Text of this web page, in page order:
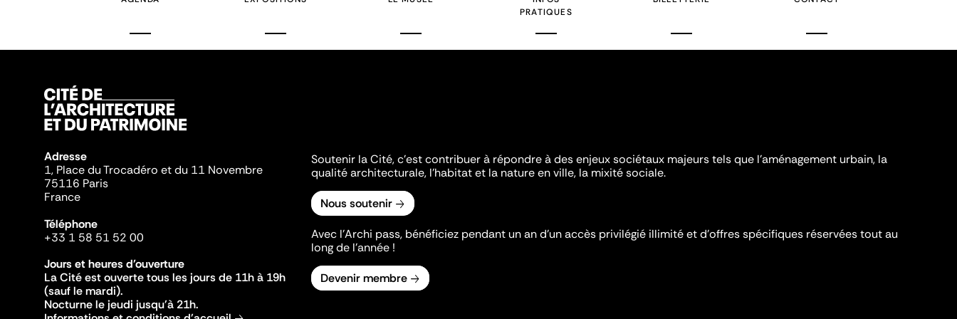
PRATIQUES
Adresse
1, Place du Trocadéro et du 11 Novembre
75116 Paris
France
Téléphone
+33 1 58 51 52 00
Jours et heures d'ouverture
La Cité est ouverte tous les jours de 11h à 19h
(sauf le mardi).
Nocturne le jeudi jusqu'à 21h.
Soutenir la Cité, c'est contribuer à répondre à des enjeux sociétaux majeurs tels que l'aménagement urbain, la
qualité architecturale, l'habitat et la nature en ville, la mixité sociale.
Nous soutenir
Avec l’Archi pass, bénéficiez pendant un an d’un accès privilégié illimité et d’offres spécifiques réservées tout au
long de l’année !
Devenir membre